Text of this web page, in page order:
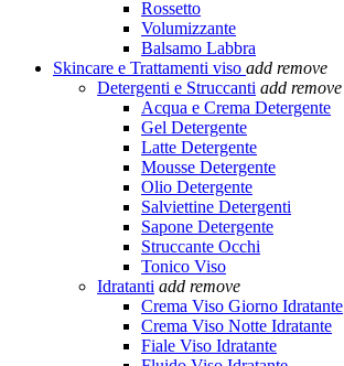
Rossetto
Volumizzante
Balsamo Labbra
Skincare e Trattamenti viso add remove
Detergenti e Struccanti add remove
Acqua e Crema Detergente
Gel Detergente
Latte Detergente
Mousse Detergente
Olio Detergente
Salviettine Detergenti
Sapone Detergente
Struccante Occhi
Tonico Viso
Idratanti add remove
Crema Viso Giorno Idratante
Crema Viso Notte Idratante
Fiale Viso Idratante